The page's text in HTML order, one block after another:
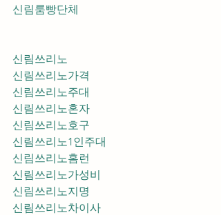
신림룸빵단체
신림쓰리노
신림쓰리노가격
신림쓰리노주대
신림쓰리노혼자
신림쓰리노호구
신림쓰리노1인주대
신림쓰리노홈런
신림쓰리노가성비
신림쓰리노지명
신림쓰리노차이사